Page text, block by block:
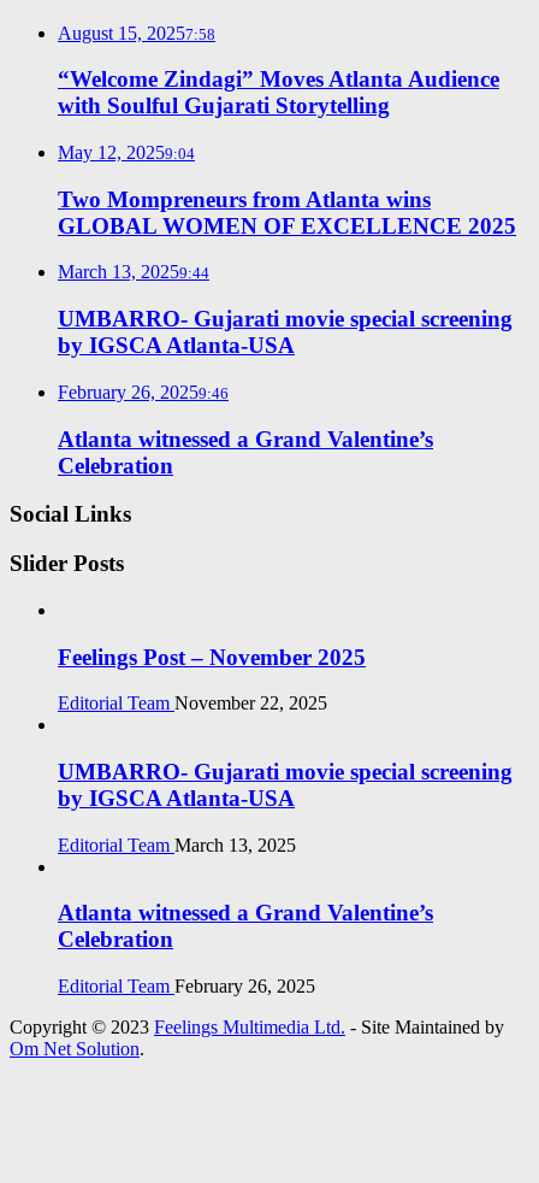
August 15, 20257:58
“Welcome Zindagi” Moves Atlanta Audience
with Soulful Gujarati Storytelling
May 12, 20259:04
Two Mompreneurs from Atlanta wins
GLOBAL WOMEN OF EXCELLENCE 2025
March 13, 20259:44
UMBARRO- Gujarati movie special screening
by IGSCA Atlanta-USA
February 26, 20259:46
Atlanta witnessed a Grand Valentine’s
Celebration
Social Links
Slider Posts
Feelings Post – November 2025
Editorial Team November 22, 2025
UMBARRO- Gujarati movie special screening
by IGSCA Atlanta-USA
Editorial Team March 13, 2025
Atlanta witnessed a Grand Valentine’s
Celebration
Editorial Team February 26, 2025
Copyright © 2023 Feelings Multimedia Ltd. - Site Maintained by
Om Net Solution.